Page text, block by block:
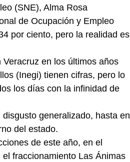
(SNE), Alma Rosa
de Ocupación y Empleo
por ciento, pero la realidad es
en los últimos años
(Inegi) tienen cifras, pero lo
los días con la infinidad de
generalizado, hasta en
del estado.
de este año, en el
fraccionamiento Las Ánimas